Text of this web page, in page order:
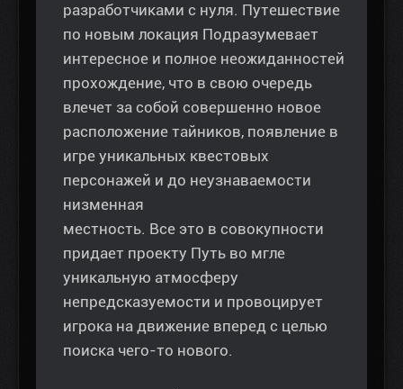
разработчиками с нуля. Путешествие
по новым локация Подразумевает
интересное и полное неожиданностей
прохождение, что в свою очередь
влечет за собой совершенно новое
расположение тайников, появление в
игре уникальных квестовых
персонажей и до неузнаваемости
низменная
местность. Все это в совокупности
придает проекту Путь во мгле
уникальную атмосферу
непредсказуемости и провоцирует
игрока на движение вперед с целью
поиска чего-то нового.